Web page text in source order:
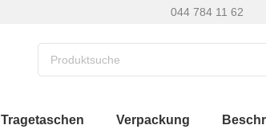
044 784 11 62
Tragetaschen Verpackung